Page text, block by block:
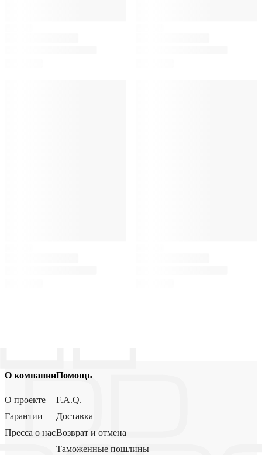
О компании
О проекте
Гарантии
Пресса о нас
Помощь
F.A.Q.
Доставка
Возврат и отмена
Таможенные пошлины